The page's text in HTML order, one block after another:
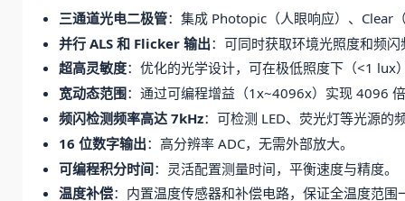
三通道光电二极管：集成 Photopic（人眼响应）、Clear
并行 ALS 和 Flicker 输出：可同时获取环境光照度和频
超高灵敏度：优化的光学设计，可在极低照度下（<1 lux
宽动态范围：通过可编程增益（1x~4096x）实现 4096
频闪检测频率高达 7kHz：可检测 LED、荧光灯等光源
16 位数字输出：高分辨率 ADC，无需外部放大。
可编程积分时间：灵活配置测量时间，平衡速度与精度。
温度补偿：内置温度传感器和补偿电路，保证全温度范围